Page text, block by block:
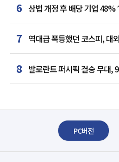
6 상법 개정 후 배당 기업
최다'
7 역대급 폭등했던 코스피, 대
급락
8 발로란트 퍼시픽 결승 무대,
PC버전